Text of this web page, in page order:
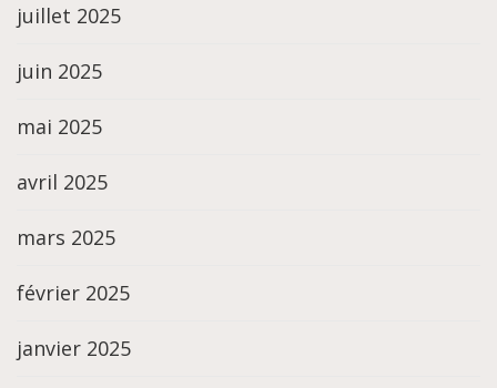
juillet 2025
juin 2025
mai 2025
avril 2025
mars 2025
février 2025
janvier 2025